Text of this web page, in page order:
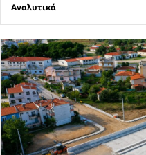
Αναλυτικά